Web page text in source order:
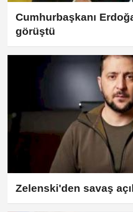
Cumhurbaşkanı
görüştü
Zelenski'den savaş